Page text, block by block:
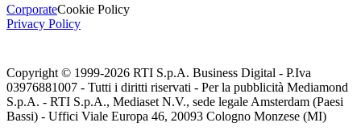
CorporateCookie Policy
Privacy Policy
Copyright © 1999-2026 RTI S.p.A. Business Digital - P.Iva
03976881007 - Tutti i diritti riservati - Per la pubblicità Mediamond
S.p.A. - RTI S.p.A., Mediaset N.V., sede legale Amsterdam (Paesi
Bassi) - Uffici Viale Europa 46, 20093 Cologno Monzese (MI)